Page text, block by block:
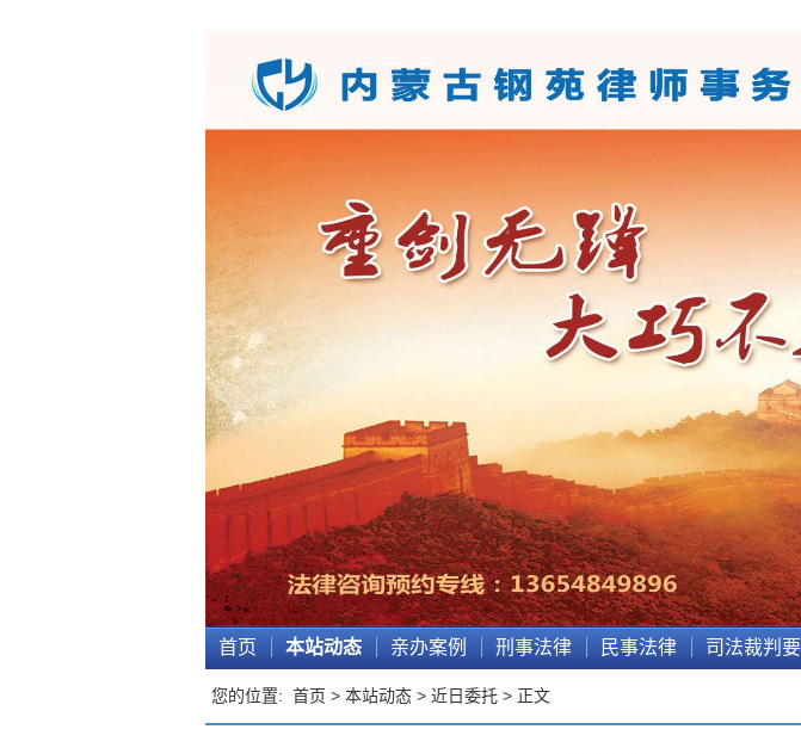
首页 本站动态 亲办案例 刑事法律 民事法律 司法裁判
您的位置: 首页 > 本站动态 > 近日委托 > 正文